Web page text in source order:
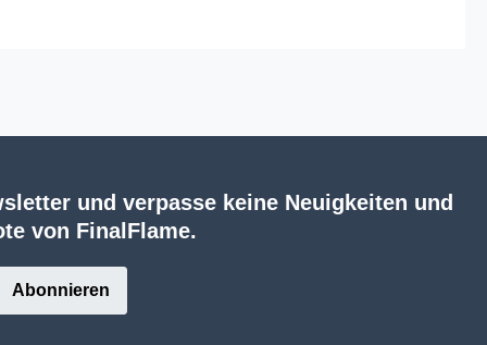
und verpasse keine Neuigkeiten und
von FinalFlame.
Abonnieren